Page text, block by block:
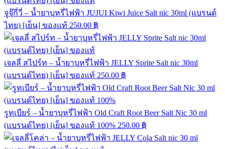
จูจุ๊กี่วี่ – น้ำยาบุหรี่ไฟฟ้า JUJUI Kiwi Juice Salt nic 30ml (แบรนด์
ไทย) [เย็น] ของแท้ 250.00 ฿
เจลลี่ สไปร์ท – น้ำยาบุหรี่ไฟฟ้า JELLY Sprite Salt nic 30ml
(แบรนด์ไทย) [เย็น] ของแท้ 250.00 ฿
รูทเบียร์ – น้ำยาบุหรี่ไฟฟ้า Old Craft Root Beer Salt Nic 30 ml
(แบรนด์ไทย) [เย็น] ของแท้ 100% 250.00 ฿